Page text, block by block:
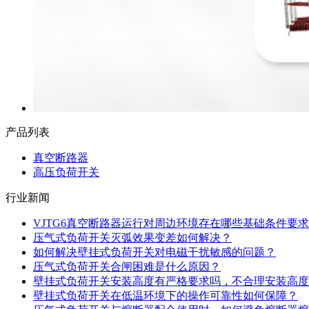
产品列表
真空断路器
高压负荷开关
行业新闻
VJTG6真空断路器运行对周边环境存在哪些基础条件要求
压气式负荷开关灭弧效果变差如何解决？
如何解决壁挂式负荷开关对电磁干扰敏感的问题？
压气式负荷开关合闸困难是什么原因？
壁挂式负荷开关安装高度有严格要求吗，不合理安装高
壁挂式负荷开关在低温环境下的操作可靠性如何保障？